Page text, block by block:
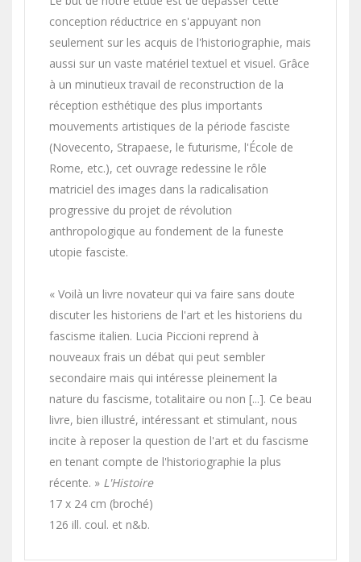
conception réductrice en s'appuyant non
seulement sur les acquis de l'historiographie, mais
aussi sur un vaste matériel textuel et visuel. Grâce
à un minutieux travail de reconstruction de la
réception esthétique des plus importants
mouvements artistiques de la période fasciste
(Novecento, Strapaese, le futurisme, l'École de
Rome, etc.), cet ouvrage redessine le rôle
matriciel des images dans la radicalisation
progressive du projet de révolution
anthropologique au fondement de la funeste
utopie fasciste.
« Voilà un livre novateur qui va faire sans doute
discuter les historiens de l'art et les historiens du
fascisme italien. Lucia Piccioni reprend à
nouveaux frais un débat qui peut sembler
secondaire mais qui intéresse pleinement la
nature du fascisme, totalitaire ou non [...]. Ce beau
livre, bien illustré, intéressant et stimulant, nous
incite à reposer la question de l'art et du fascisme
en tenant compte de l'historiographie la plus
récente. » L'Histoire
17 x 24 cm (broché)
126 ill. coul. et n&b.